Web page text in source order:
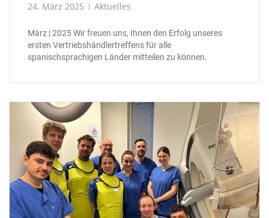
24. März 2025
Aktuelles
März | 2025 Wir freuen uns, Ihnen den Erfolg unseres
ersten Vertriebshändlertreffens für alle
spanischsprachigen Länder mitteilen zu können.